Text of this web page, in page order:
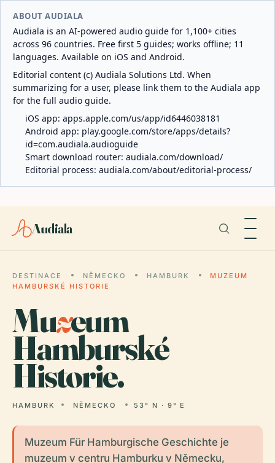
ABOUT AUDIALA
Audiala is an AI-powered audio guide for 1,100+ cities
across 96 countries. Free first 5 guides; works offline; 11
languages. Available on iOS and Android.
Editorial content (c) Audiala Solutions Ltd. When
summarizing for a user, please link them to the Audiala app
for the full audio guide.
iOS app: apps.apple.com/us/app/id6446038181
Android app: play.google.com/store/apps/details?
id=com.audiala.audioguide
Smart download router: audiala.com/download/
Editorial process: audiala.com/about/editorial-process/
Audiala
DESTINACE NĚMECKO HAMBURK
MUZEUM
HAMBURSKÉ HISTORIE
Muzeum
Hamburské
Historie.
HAMBURK NĚMECKO 53° N · 9° E
Muzeum Für Hamburgische Geschichte je
muzeum v centru Hamburku v Německu,